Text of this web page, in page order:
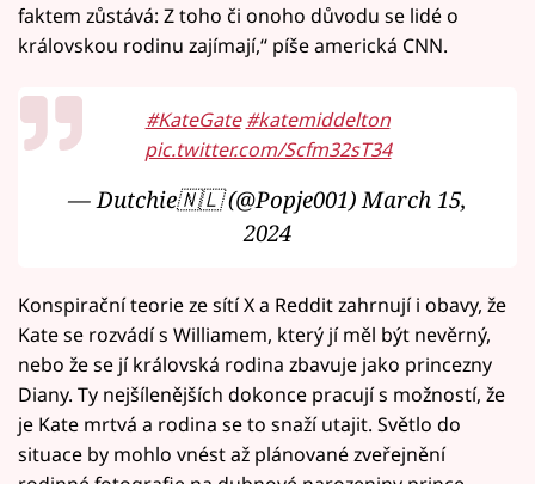
faktem zůstává: Z toho či onoho důvodu se lidé o
královskou rodinu zajímají,“ píše americká CNN.
#KateGate #katemiddelton
pic.twitter.com/Scfm32sT34
— Dutchie🇳🇱 (@Popje001)March 15,
2024
Konspirační teorie ze sítí X a Reddit zahrnují i obavy, že
Kate se rozvádí s Williamem, který jí měl být nevěrný,
nebo že se jí královská rodina zbavuje jako princezny
Diany. Ty nejšílenějších dokonce pracují s možností, že
je Kate mrtvá a rodina se to snaží utajit. Světlo do
situace by mohlo vnést až plánované zveřejnění